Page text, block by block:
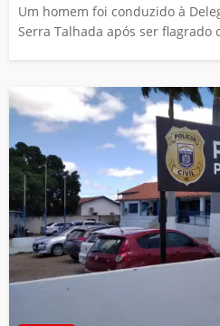
Um homem foi conduzido à
Serra Talhada após ser flagrado